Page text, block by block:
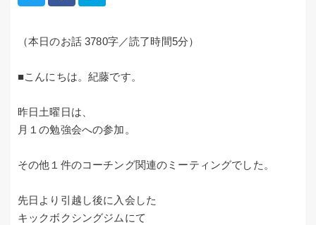
（本日のお話 3780字／読了時間5分）
■こんにちは。紀藤です。
昨日土曜日は、
月１の勉強会への参加。
その他１件のコーチング関連のミーティングでした。
先日より引越し後に入会した
キックボクシングジムにて